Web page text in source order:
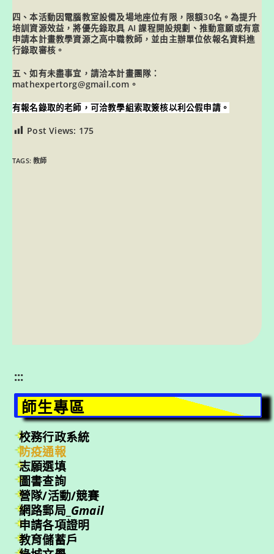
四、本活動因電腦教室設備及場地座位有限，限額30名。為提升
培訓資源效益，將優先錄取具 AI 課程開設規劃、推動意願或有意
申請本計畫教學資源之高中職教師，並由主辦單位依報名資料進
行錄取審核。
五、如有未盡事宜，請洽本計畫團隊：
mathexpertorg@gmail.com。
有報名錄取的老師，可洽教學組索取簽核以利公假申請。
Post Views: 175
TAGS:教師
:::
師生專區
校務行政系統
防疫通報
志願選填
圖書查詢
營隊/活動/競賽
網路郵局_ Gmail
申請各項證明
教育儲蓄戶